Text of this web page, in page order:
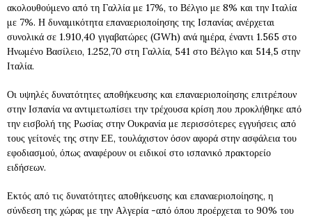
ακολουθούμενο από τη Γαλλία με 17%, το Βέλγιο με 8% και την Ιταλία
με 7%. Η δυναμικότητα επαναεριοποίησης της Ισπανίας ανέρχεται
συνολικά σε 1.910,40 γιγαβατώρες (GWh) ανά ημέρα, έναντι 1.565 στο
Ηνωμένο Βασίλειο, 1.252,70 στη Γαλλία, 541 στο Βέλγιο και 514,5 στην
Ιταλία.
Οι υψηλές δυνατότητες αποθήκευσης και επαναεριοποίησης επιτρέπουν
στην Ισπανία να αντιμετωπίσει την τρέχουσα κρίση που προκλήθηκε από
την εισβολή της Ρωσίας στην Ουκρανία με περισσότερες εγγυήσεις από
τους γείτονές της στην ΕΕ, τουλάχιστον όσον αφορά στην ασφάλεια του
εφοδιασμού, όπως αναφέρουν οι ειδικοί στο ισπανικό πρακτορείο
ειδήσεων.
Εκτός από τις δυνατότητες αποθήκευσης και επαναεριοποίησης, η
σύνδεση της χώρας με την Αλγερία -από όπου προέρχεται το 90% του